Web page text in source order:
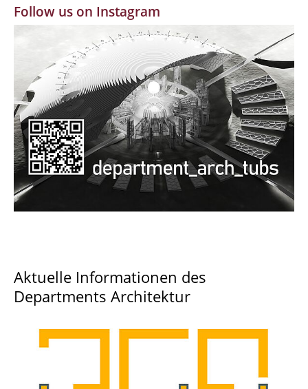
Alumni | cloud club
Documents and Downloads
Follow us on Instagram
Aktuelle Informationen des
Departments Architektur